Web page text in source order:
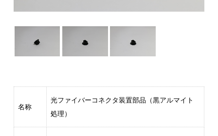
名称
光ファイバーコネクタ装置部品（黒アルマイト
処理）